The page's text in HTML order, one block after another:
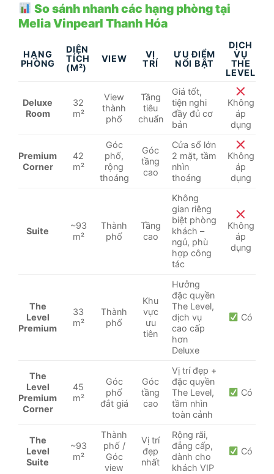
So sánh nhanh các hạng phòng tại
Melia Vinpearl Thanh Hóa
HẠNG
PHÒNG
DIỆN
TÍCH
(M²)
VIEW
VỊ
TRÍ
ƯU ĐIỂM
NỔI BẬT
DỊCH
VỤ
THE
LEVEL
Deluxe
Room
32
m²
View
thành
phố
Tầng
tiêu
chuẩn
Giá tốt,
tiện nghi
đầy đủ cơ
bản
Không
áp
dụng
Premium
Corner
42
m²
Góc
phố,
rộng
thoáng
Góc
tầng
cao
Cửa sổ lớn
2 mặt, tầm
nhìn
thoáng
Không
áp
dụng
Suite
~93
m²
Thành
phố
Tầng
cao
Không
gian riêng
biệt phòng
khách –
ngủ, phù
hợp công
tác
Không
áp
dụng
The
Level
Premium
33
m²
Thành
phố
Khu
vực
ưu
tiên
Hưởng
đặc quyền
The Level,
dịch vụ
cao cấp
hơn
Deluxe
Có
The
Level
Premium
Corner
45
m²
Góc
phố
đắt giá
Góc
tầng
cao
Vị trí đẹp +
đặc quyền
The Level,
tầm nhìn
toàn cảnh
Có
The
Level
Suite
~93
m²
Thành
phố /
Góc
view
Vị trí
đẹp
nhất
Rộng rãi,
đẳng cấp,
dành cho
khách VIP
Có